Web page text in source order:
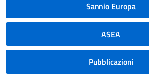
Sannio Europa
ASEA
Pubblicazioni